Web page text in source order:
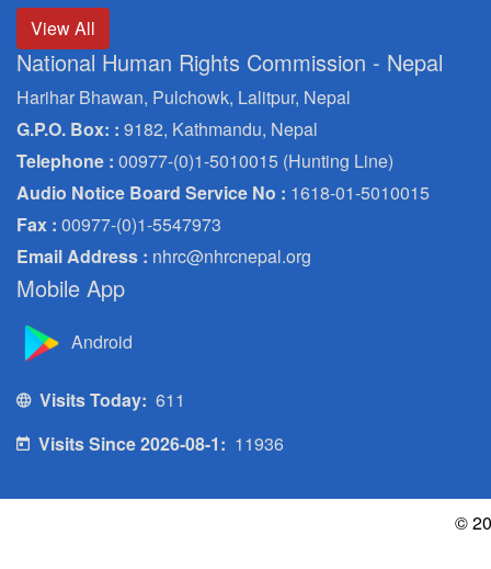
View All
National Human Rights Commission - Nepal
Harihar Bhawan, Pulchowk, Lalitpur, Nepal
G.P.O. Box: : 9182, Kathmandu, Nepal
Telephone : 00977-(0)1-5010015 (Hunting Line)
Audio Notice Board Service No : 1618-01-5010015
Fax : 00977-(0)1-5547973
Email Address : nhrc@nhrcnepal.org
Mobile App
Android
Visits Today: 611
Visits Since 2026-08-1: 11936
©